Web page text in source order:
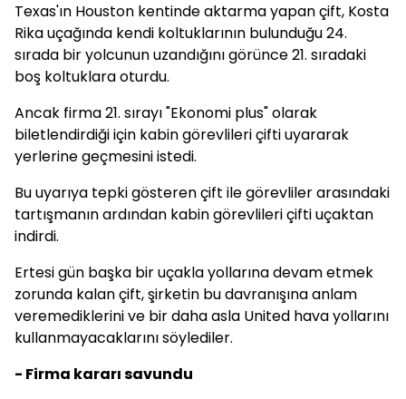
Texas'ın Houston kentinde aktarma yapan çift, Kosta
Rika uçağında kendi koltuklarının bulunduğu 24.
sırada bir yolcunun uzandığını görünce 21. sıradaki
boş koltuklara oturdu.
Ancak firma 21. sırayı "Ekonomi plus" olarak
biletlendirdiği için kabin görevlileri çifti uyararak
yerlerine geçmesini istedi.
Bu uyarıya tepki gösteren çift ile görevliler arasındaki
tartışmanın ardından kabin görevlileri çifti uçaktan
indirdi.
Ertesi gün başka bir uçakla yollarına devam etmek
zorunda kalan çift, şirketin bu davranışına anlam
veremediklerini ve bir daha asla United hava yollarını
kullanmayacaklarını söylediler.
- Firma kararı savundu